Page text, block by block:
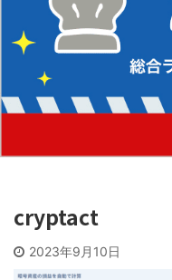
cryptact
2023年9月10日